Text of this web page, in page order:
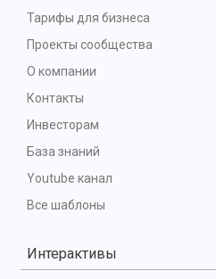
Тарифы для бизнеса
Проекты сообщества
О компании
Контакты
Инвесторам
База знаний
Youtube канал
Все шаблоны
Интерактивы